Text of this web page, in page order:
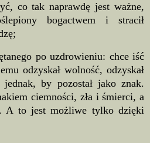
co tak naprawdę jest ważne,
bogactwem i stracił
po uzdrowieniu: chce iść
odzyskał wolność, odzyskał
by pozostał jako znak.
ciemności, zła i śmierci, a
A to jest możliwe tylko dzięki